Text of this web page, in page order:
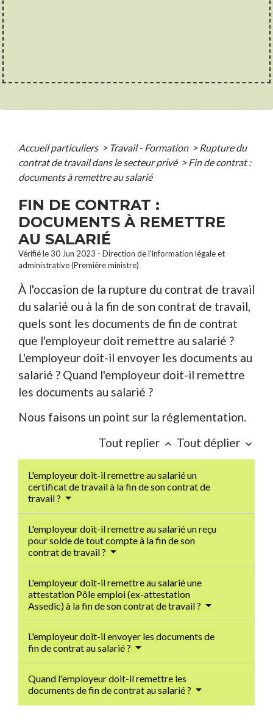
Accueil particuliers > Travail - Formation > Rupture du
contrat de travail dans le secteur privé > Fin de contrat :
documents à remettre au salarié
FIN DE CONTRAT :
DOCUMENTS À REMETTRE
AU SALARIÉ
Vérifié le 30 Jun 2023 - Direction de l'information légale et
administrative (Première ministre)
À l'occasion de la rupture du contrat de travail
du salarié ou à la fin de son contrat de travail,
quels sont les documents de fin de contrat
que l'employeur doit remettre au salarié ?
L'employeur doit-il envoyer les documents au
salarié ? Quand l'employeur doit-il remettre
les documents au salarié ?
Nous faisons un point sur la réglementation.
Tout replier keyboard_arrow_up Tout déplier keyboard_arrow_down
L'employeur doit-il remettre au salarié un
certificat de travail à la fin de son contrat de
travail ?
L'employeur doit-il remettre au salarié un reçu
pour solde de tout compte à la fin de son
contrat de travail ?
L'employeur doit-il remettre au salarié une
attestation Pôle emploi (ex-attestation
Assedic) à la fin de son contrat de travail ?
L'employeur doit-il envoyer les documents de
fin de contrat au salarié ?
Quand l'employeur doit-il remettre les
documents de fin de contrat au salarié ?